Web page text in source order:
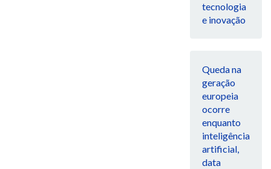
tecnologia
e inovação
Queda na
geração
europeia
ocorre
enquanto
inteligência
artificial,
data